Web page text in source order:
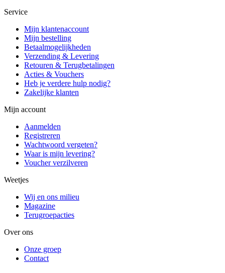
Service
Mijn klantenaccount
Mijn bestelling
Betaalmogelijkheden
Verzending & Levering
Retouren & Terugbetalingen
Acties & Vouchers
Heb je verdere hulp nodig?
Zakelijke klanten
Mijn account
Aanmelden
Registreren
Wachtwoord vergeten?
Waar is mijn levering?
Voucher verzilveren
Weetjes
Wij en ons milieu
Magazine
Terugroepacties
Over ons
Onze groep
Contact